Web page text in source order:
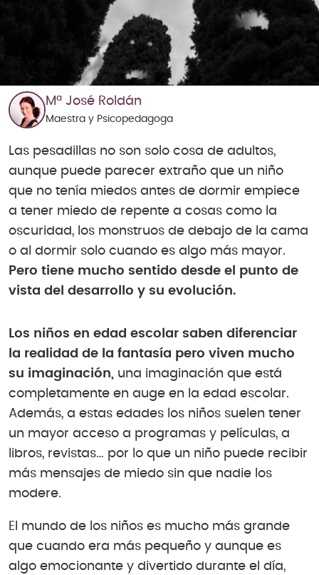
Mª José Roldán
Maestra y Psicopedagoga
Las pesadillas no son solo cosa de adultos,
aunque puede parecer extraño que un niño
que no tenía miedos antes de dormir empiece
a tener miedo de repente a cosas como la
oscuridad, los monstruos de debajo de la cama
o al dormir solo cuando es algo más mayor.
Pero tiene mucho sentido desde el punto de
vista del desarrollo y su evolución.
Los niños en edad escolar saben diferenciar
la realidad de la fantasía pero viven mucho
su imaginación, una imaginación que está
completamente en auge en la edad escolar.
Además, a estas edades los niños suelen tener
un mayor acceso a programas y películas, a
libros, revistas… por lo que un niño puede recibir
más mensajes de miedo sin que nadie los
modere.
El mundo de los niños es mucho más grande
que cuando era más pequeño y aunque es
algo emocionante y divertido durante el día,